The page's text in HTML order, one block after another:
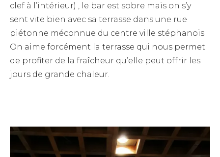
clef à l’intérieur) , le bar est sobre mais on s’y
sent vite bien avec sa terrasse dans une rue
piétonne méconnue du centre ville stéphanois .
On aime forcément la terrasse qui nous permet
de profiter de la fraîcheur qu’elle peut offrir les
jours de grande chaleur.